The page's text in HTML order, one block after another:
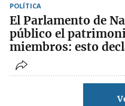
POLÍTICA
El Parlamento de
público el
miembros: esto